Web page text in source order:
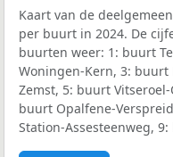
Kaart van de
per buurt in 2024. De
buurten weer: 1: buurt
Woningen-Kern, 3:
Zemst, 5: buurt
buurt Opalfene-
Station-Assesteenweg,